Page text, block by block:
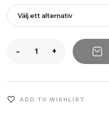
- +
ADD TO WISHLIST